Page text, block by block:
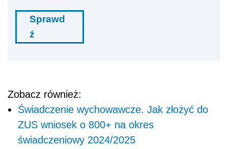
Sprawd
ź
Zobacz również:
Świadczenie wychowawcze. Jak złożyć do
ZUS wniosek o 800+ na okres
świadczeniowy 2024/2025